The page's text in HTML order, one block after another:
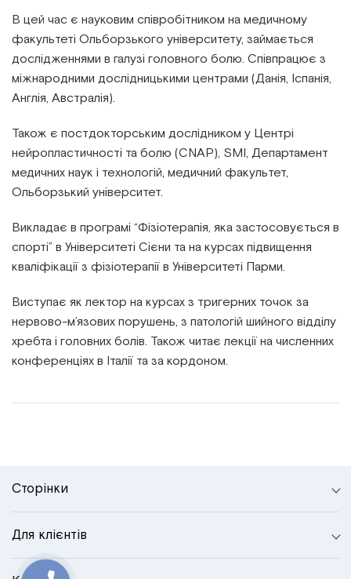
В цей час є науковим співробітником на медичному
факультеті Ольборзького університету, займається
дослідженнями в галузі головного болю. Співпрацює з
міжнародними дослідницькими центрами (Данія, Іспанія,
Англія, Австралія).
Також є постдокторським дослідником у Центрі
нейропластичності та болю (CNAP), SMI, Департамент
медичних наук і технологій, медичний факультет,
Ольборзький університет.
Викладає в програмі “Фізіотерапія, яка застосовується в
спорті” в Університеті Сієни та на курсах підвищення
кваліфікації з фізіотерапії в Університеті Парми.
Виступає як лектор на курсах з тригерних точок за
нервово-м’язових порушень, з патологій шийного відділу
хребта і головних болів. Також читає лекції на численних
конференціях в Італії та за кордоном.
Сторінки
Для клієнтів